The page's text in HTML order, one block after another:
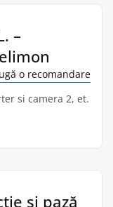
–
o recomandare
si camera 2, et.
și pază